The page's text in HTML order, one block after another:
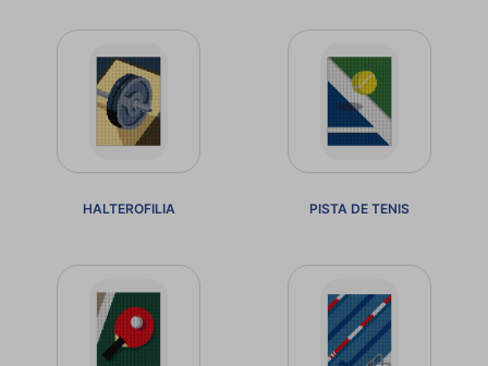
HALTEROFILIA PISTA DE TENIS